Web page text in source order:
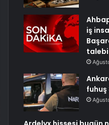
iş
talebi
fuhuş